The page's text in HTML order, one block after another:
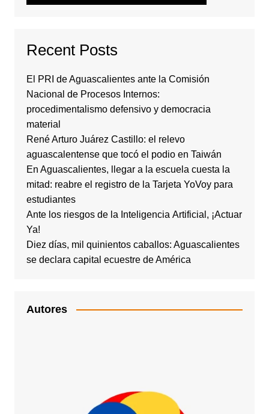
Recent Posts
El PRI de Aguascalientes ante la Comisión
Nacional de Procesos Internos:
procedimentalismo defensivo y democracia
material
René Arturo Juárez Castillo: el relevo
aguascalentense que tocó el podio en Taiwán
En Aguascalientes, llegar a la escuela cuesta la
mitad: reabre el registro de la Tarjeta YoVoy para
estudiantes
Ante los riesgos de la Inteligencia Artificial, ¡Actuar
Ya!
Diez días, mil quinientos caballos: Aguascalientes
se declara capital ecuestre de América
Autores